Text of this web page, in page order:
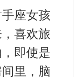
座女孩
喜欢旅
即使是
里，脑